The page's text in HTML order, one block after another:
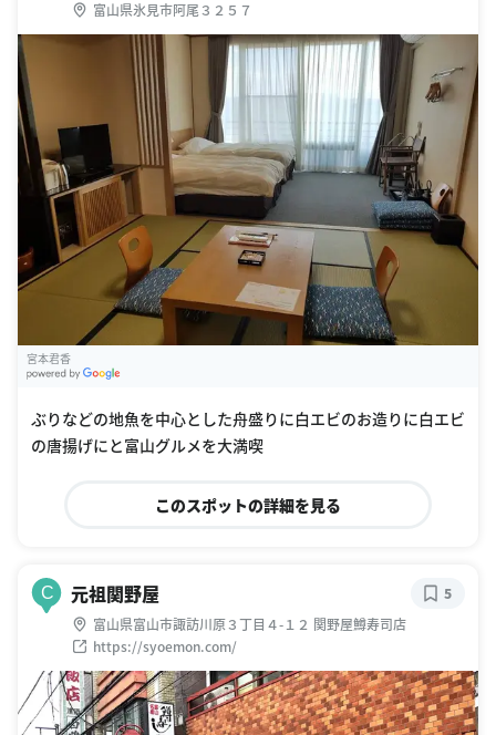
富山県氷見市阿尾３２５７
宮本君香
ぶりなどの地魚を中心とした舟盛りに白エビのお造りに白エビ
の唐揚げにと富山グルメを大満喫
このスポットの詳細を見る
C 元祖関野屋
富山県富山市諏訪川原３丁目４-１２ 関野屋鱒寿司店
https://syoemon.com/
5